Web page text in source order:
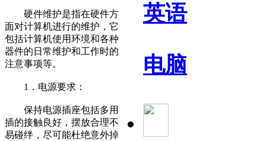
英语
电脑
硬件维护是指在硬件方
面对计算机进行的维护，它
包括计算机使用环境和各种
器件的日常维护和工作时的
注意事项等。
1．电源要求：
保持电源插座包括多用
插的接触良好，摆放合理不
易碰绊，尽可能杜绝意外掉